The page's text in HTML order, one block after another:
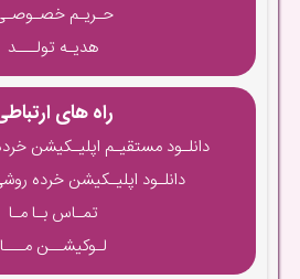
حـریـم
هدیـه تولـــد
راه های
دانلـود مستقیـم اپلیـکیشن
دانلـود اپلیـکیشن خرده روشی
تمـاس بـا مـا
لـوکیشــن مـــا